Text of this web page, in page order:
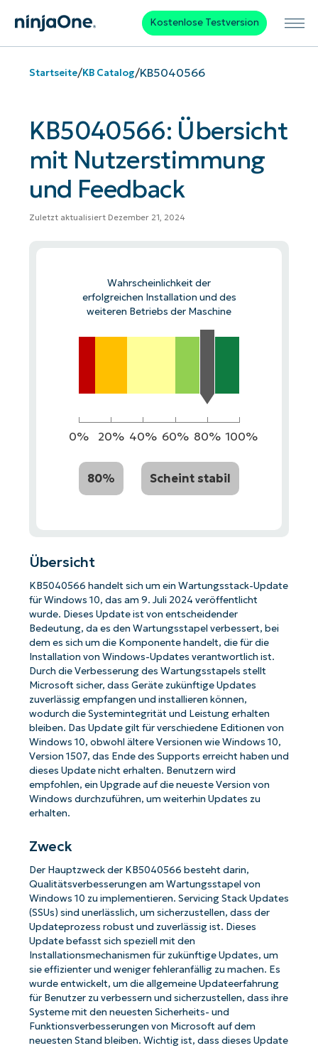
Kostenlose Testversion
Startseite/KB Catalog/KB5040566
KB5040566: Übersicht
mit Nutzerstimmung
und Feedback
Zuletzt aktualisiert Dezember 21, 2024
Wahrscheinlichkeit der
erfolgreichen Installation und des
weiteren Betriebs der Maschine
0% 20% 40% 60% 80% 100%
80% Scheint stabil
Übersicht
KB5040566 handelt sich um ein Wartungsstack-Update
für Windows 10, das am 9. Juli 2024 veröffentlicht
wurde. Dieses Update ist von entscheidender
Bedeutung, da es den Wartungsstapel verbessert, bei
dem es sich um die Komponente handelt, die für die
Installation von Windows-Updates verantwortlich ist.
Durch die Verbesserung des Wartungsstapels stellt
Microsoft sicher, dass Geräte zukünftige Updates
zuverlässig empfangen und installieren können,
wodurch die Systemintegrität und Leistung erhalten
bleiben. Das Update gilt für verschiedene Editionen von
Windows 10, obwohl ältere Versionen wie Windows 10,
Version 1507, das Ende des Supports erreicht haben und
dieses Update nicht erhalten. Benutzern wird
empfohlen, ein Upgrade auf die neueste Version von
Windows durchzuführen, um weiterhin Updates zu
erhalten.
Zweck
Der Hauptzweck der KB5040566 besteht darin,
Qualitätsverbesserungen am Wartungsstapel von
Windows 10 zu implementieren. Servicing Stack Updates
(SSUs) sind unerlässlich, um sicherzustellen, dass der
Updateprozess robust und zuverlässig ist. Dieses
Update befasst sich speziell mit den
Installationsmechanismen für zukünftige Updates, um
sie effizienter und weniger fehleranfällig zu machen. Es
wurde entwickelt, um die allgemeine Updateerfahrung
für Benutzer zu verbessern und sicherzustellen, dass ihre
Systeme mit den neuesten Sicherheits- und
Funktionsverbesserungen von Microsoft auf dem
neuesten Stand bleiben. Wichtig ist, dass dieses Update